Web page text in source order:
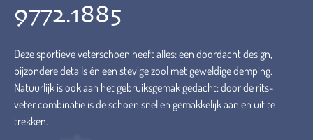
9772.1885
Deze sportieve veterschoen heeft alles: een doordacht design,
bijzondere details én een stevige zool met geweldige demping.
Natuurlijk is ook aan het gebruiksgemak gedacht: door de rits-
veter combinatie is de schoen snel en gemakkelijk aan en uit te
trekken.